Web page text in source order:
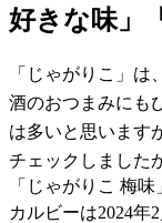
好きな味」
「じゃがりこ」
酒のおつまみにも
は多いと思います
チェックしました
「じゃがりこ 梅味
カルビーは2024年